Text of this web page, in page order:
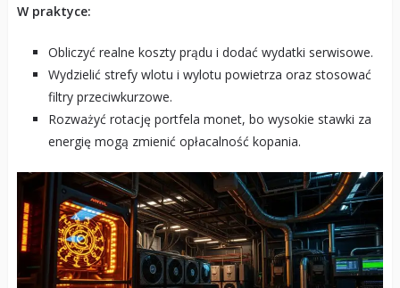
W praktyce:
Obliczyć realne koszty prądu i dodać wydatki serwisowe.
Wydzielić strefy wlotu i wylotu powietrza oraz stosować
filtry przeciwkurzowe.
Rozważyć rotację portfela monet, bo wysokie stawki za
energię mogą zmienić opłacalność kopania.